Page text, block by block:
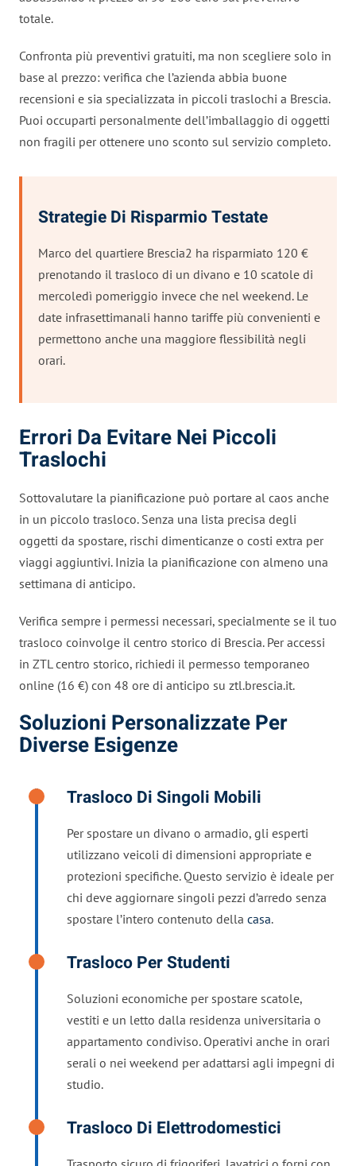
totale.
Confronta più preventivi gratuiti, ma non scegliere solo in
base al prezzo: verifica che l’azienda abbia buone
recensioni e sia specializzata in piccoli traslochi a Brescia.
Puoi occuparti personalmente dell’imballaggio di oggetti
non fragili per ottenere uno sconto sul servizio completo.
Strategie Di Risparmio Testate
Marco del quartiere Brescia2 ha risparmiato 120 €
prenotando il trasloco di un divano e 10 scatole di
mercoledì pomeriggio invece che nel weekend. Le
date infrasettimanali hanno tariffe più convenienti e
permettono anche una maggiore flessibilità negli
orari.
Errori Da Evitare Nei Piccoli
Traslochi
Sottovalutare la pianificazione può portare al caos anche
in un piccolo trasloco. Senza una lista precisa degli
oggetti da spostare, rischi dimenticanze o costi extra per
viaggi aggiuntivi. Inizia la pianificazione con almeno una
settimana di anticipo.
Verifica sempre i permessi necessari, specialmente se il tuo
trasloco coinvolge il centro storico di Brescia. Per accessi
in ZTL centro storico, richiedi il permesso temporaneo
online (16 €) con 48 ore di anticipo su ztl.brescia.it.
Soluzioni Personalizzate Per
Diverse Esigenze
Trasloco Di Singoli Mobili
Per spostare un divano o armadio, gli esperti
utilizzano veicoli di dimensioni appropriate e
protezioni specifiche. Questo servizio è ideale per
chi deve aggiornare singoli pezzi d’arredo senza
spostare l’intero contenuto della casa.
Trasloco Per Studenti
Soluzioni economiche per spostare scatole,
vestiti e un letto dalla residenza universitaria o
appartamento condiviso. Operativi anche in orari
serali o nei weekend per adattarsi agli impegni di
studio.
Trasloco Di Elettrodomestici